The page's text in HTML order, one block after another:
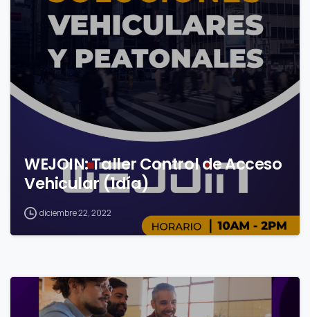
WEJOIN: Taller Control de Acceso
Vehicular (1día)
diciembre 22, 2022